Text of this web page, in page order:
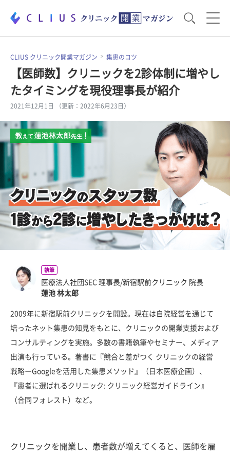
お役立ち資料 運営・経営のポイント
開業医のリアル 開業準備で大事なこと
電子カルテ・ICT 医療機器・事務機器
集患のコツ セミナー
CLIUS クリニック開業マガジン 集患のコツ
【医師数】クリニックを2診体制に増やし
たタイミングを現役理事長が紹介
2021年12月1日 （更新：2022年6月23日）
執筆
医療法人社団SEC 理事長/新宿駅前クリニック 院長
蓮池 林太郎
2009年に新宿駅前クリニックを開設。現在は自院経営を通じて
培ったネット集患の知見をもとに、クリニックの開業支援および
コンサルティングを実施。多数の書籍執筆やセミナー、メディア
出演も行っている。著書に『競合と差がつく クリニックの経営
戦略ーGoogleを活用した集患メソッド』（日本医療企画）、
『患者に選ばれるクリニック: クリニック経営ガイドライン』
（合同フォレスト）など。
クリニックを開業し、患者数が増えてくると、医師を雇